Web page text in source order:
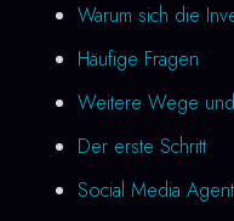
Warum sich die
Häufige Fragen
Weitere Wege
Der erste Schritt
Social Media